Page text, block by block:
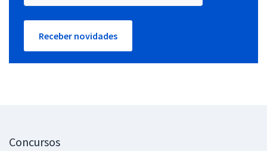
Receber novidades
Concursos